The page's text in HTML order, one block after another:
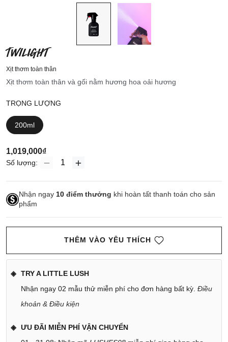
TWILIGHT
Xịt thơm toàn thân
Xịt thơm toàn thân và gối nằm hương hoa oải hương
TRỌNG LƯỢNG
200ml
1,019,000₫
Số lượng:
Nhận ngay 10 điểm thưởng khi hoàn tất thanh toán cho sản
phẩm
THÊM VÀO YÊU THÍCH
TRY A LITTLE LUSH
Nhận ngay 02 mẫu thử miễn phí cho đơn hàng bất kỳ. Điều
khoản & Điều kiện
ƯU ĐÃI MIỄN PHÍ VẬN CHUYỂN